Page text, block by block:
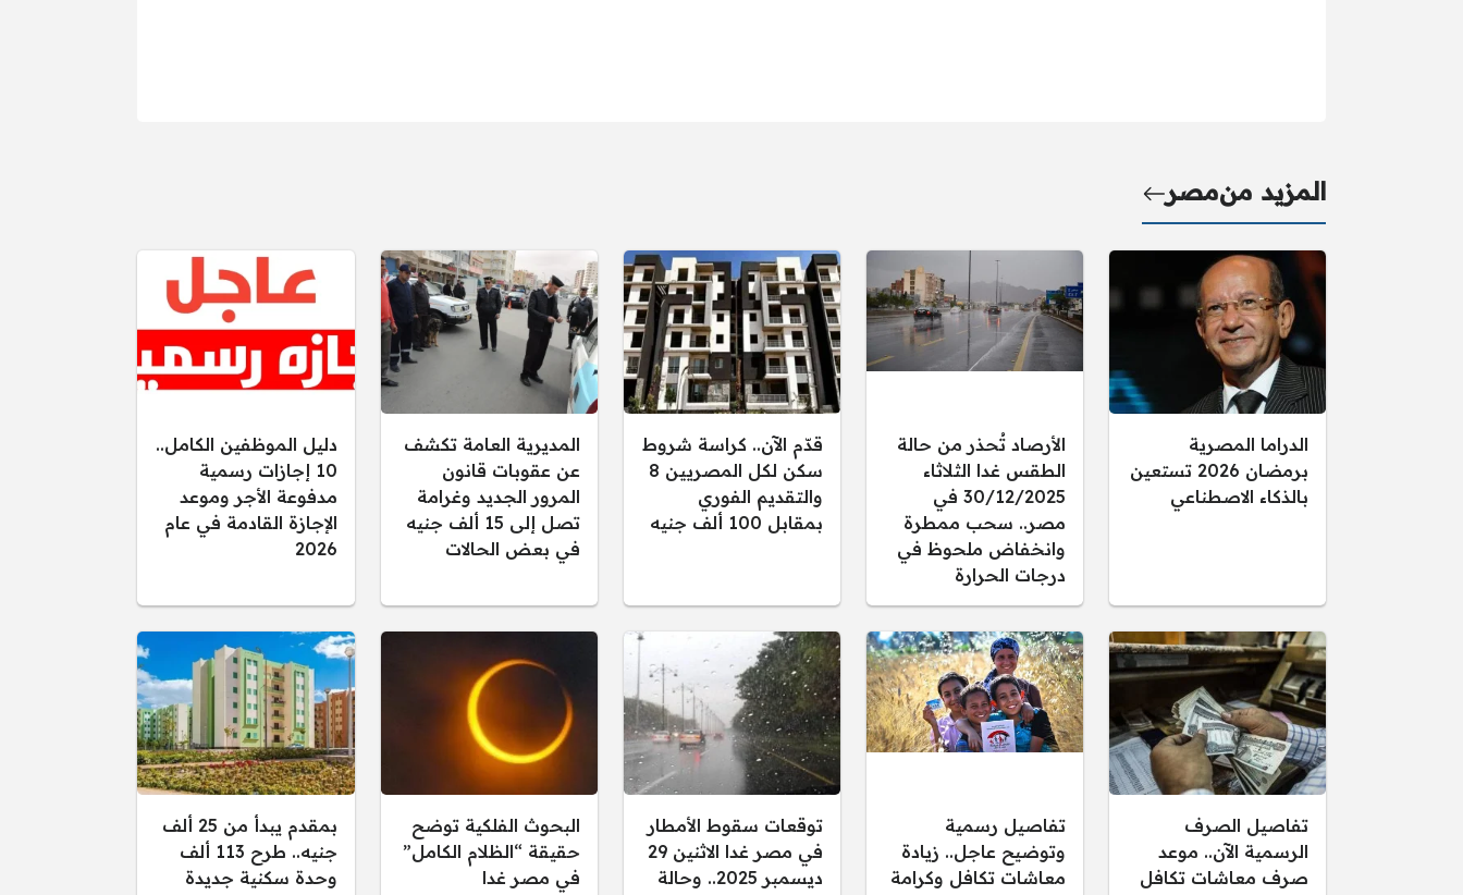
المزيد منمصر
الدراما المصرية
برمضان 2026 تستعين
بالذكاء الاصطناعي
الأرصاد تُحذر من حالة
الطقس غدا الثلاثاء
30/12/2025 في
مصر.. سحب ممطرة
وانخفاض ملحوظ في
درجات الحرارة
قدّم الآن.. كراسة شروط
سكن لكل المصريين 8
والتقديم الفوري
بمقابل 100 ألف جنيه
المديرية العامة تكشف
عن عقوبات قانون
المرور الجديد وغرامة
تصل إلى 15 ألف جنيه
في بعض الحالات
دليل الموظفين الكامل..
10 إجازات رسمية
مدفوعة الأجر وموعد
الإجازة القادمة في عام
2026
تفاصيل الصرف
الرسمية الآن.. موعد
صرف معاشات تكافل
تفاصيل رسمية
وتوضيح عاجل.. زيادة
معاشات تكافل وكرامة
توقعات سقوط الأمطار
في مصر غدا الاثنين 29
ديسمبر 2025.. وحالة
البحوث الفلكية توضح
حقيقة “الظلام الكامل”
في مصر غدا
بمقدم يبدأ من 25 ألف
جنيه.. طرح 113 ألف
وحدة سكنية جديدة